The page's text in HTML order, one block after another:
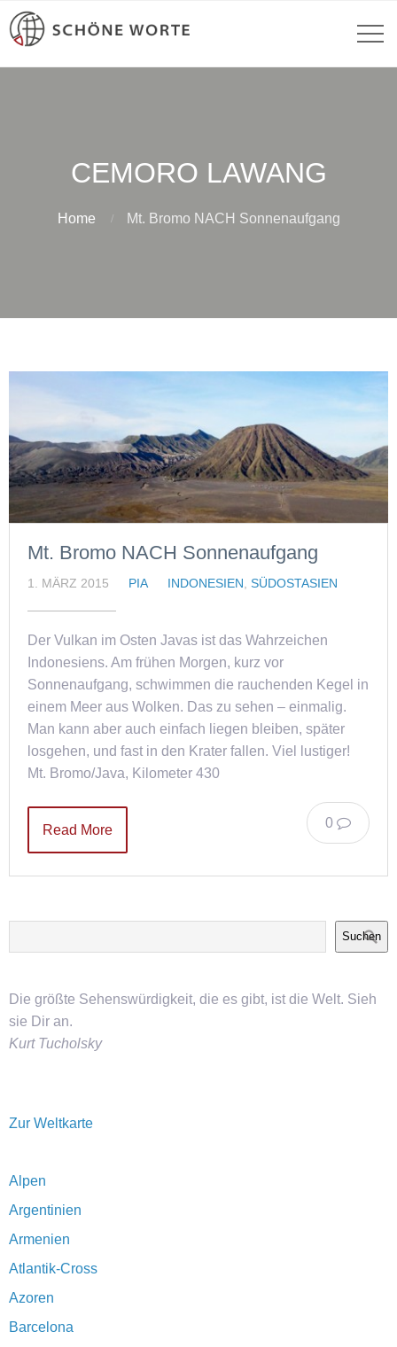
CEMORO LAWANG
Home Mt. Bromo NACH Sonnenaufgang
Mt. Bromo NACH Sonnenaufgang
1. MÄRZ 2015 PIA INDONESIEN SÜDOSTASIEN
Der Vulkan im Osten Javas ist das Wahrzeichen
Indonesiens. Am frühen Morgen, kurz vor
Sonnenaufgang, schwimmen die rauchenden Kegel in
einem Meer aus Wolken. Das zu sehen – einmalig.
Man kann aber auch einfach liegen bleiben, später
losgehen, und fast in den Krater fallen. Viel lustiger!
Mt. Bromo/Java, Kilometer 430
0
Read More
Suchen
Die größte Sehenswürdigkeit, die es gibt, ist die Welt. Sieh
sie Dir an.
Kurt Tucholsky
Zur Weltkarte
Alpen
Argentinien
Armenien
Atlantik-Cross
Azoren
Barcelona